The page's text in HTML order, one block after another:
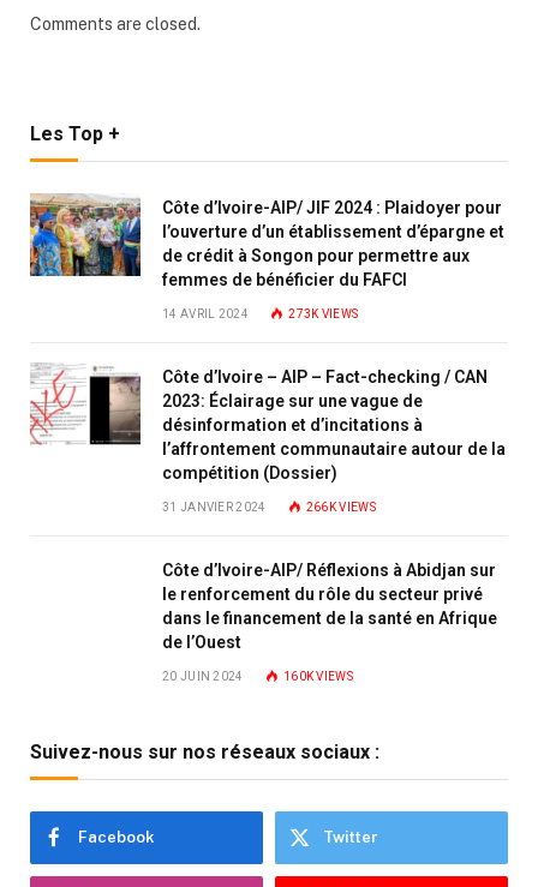
Comments are closed.
Les Top +
Côte d’Ivoire-AIP/ JIF 2024 : Plaidoyer pour
l’ouverture d’un établissement d’épargne et
de crédit à Songon pour permettre aux
femmes de bénéficier du FAFCI
14 AVRIL 2024 273KVIEWS
Côte d’Ivoire – AIP – Fact-checking / CAN
2023: Éclairage sur une vague de
désinformation et d’incitations à
l’affrontement communautaire autour de la
compétition (Dossier)
31 JANVIER 2024 266KVIEWS
Côte d’Ivoire-AIP/ Réflexions à Abidjan sur
le renforcement du rôle du secteur privé
dans le financement de la santé en Afrique
de l’Ouest
20 JUIN 2024 160KVIEWS
Suivez-nous sur nos réseaux sociaux :
Facebook Twitter